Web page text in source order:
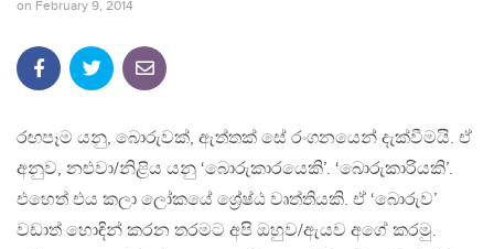
on February 9, 2014
රඟපෑම යනු, බොරුවක්, ඇත්තක් සේ රංගනයෙන් දැක්වීමයි. ඒ
අනුව, නළුවා/නිළිය යනු ‘බොරුකාරයෙකි’. ‘බොරුකාරියකි’.
එහෙත් එය කලා ලෝකයේ ශ්‍රේෂ්ඨ වෘත්තියකි. ඒ ‘බොරුව’
වඩාත් හොඳින් කරන තරමට අපි ඔහුව/ඇයව අගේ කරමු.